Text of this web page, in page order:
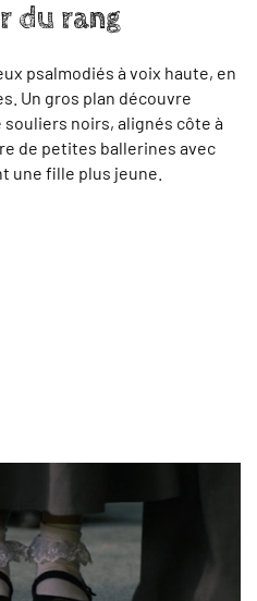
du rang
psalmodiés à voix haute, en
Un gros plan découvre
noirs, alignés côte à
de petites ballerines avec
une fille plus jeune.